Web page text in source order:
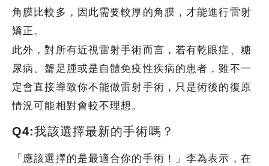
角膜比較多，因此需要較厚的角膜，才能進行雷射
矯正。
此外，對所有近視雷射手術而言，若有乾眼症、糖
尿病、蟹足腫或是自體免疫性疾病的患者，雖不一
定會直接導致你不能做雷射手術，只是術後的復原
情況可能相對會較不理想。
Q4:我該選擇最新的手術嗎？
「應該選擇的是最適合你的手術！」李為表示，在